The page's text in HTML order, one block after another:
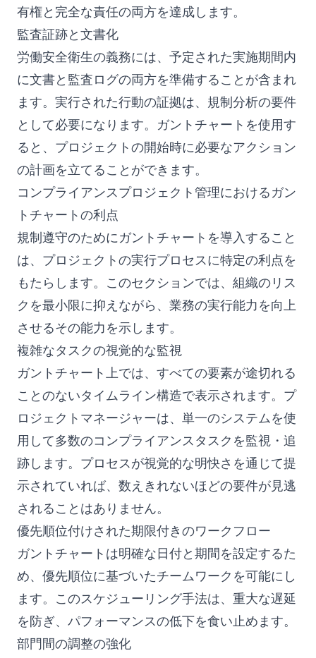
有権と完全な責任の両方を達成します。
監査証跡と文書化
労働安全衛生の義務には、予定された実施期間内
に文書と監査ログの両方を準備することが含まれ
ます。実行された行動の証拠は、規制分析の要件
として必要になります。ガントチャートを使用す
ると、プロジェクトの開始時に必要なアクション
の計画を立てることができます。
コンプライアンスプロジェクト管理におけるガン
トチャートの利点
規制遵守のためにガントチャートを導入すること
は、プロジェクトの実行プロセスに特定の利点を
もたらします。このセクションでは、組織のリス
クを最小限に抑えながら、業務の実行能力を向上
させるその能力を示します。
複雑なタスクの視覚的な監視
ガントチャート上では、すべての要素が途切れる
ことのないタイムライン構造で表示されます。プ
ロジェクトマネージャーは、単一のシステムを使
用して多数のコンプライアンスタスクを監視・追
跡します。プロセスが視覚的な明快さを通じて提
示されていれば、数えきれないほどの要件が見逃
されることはありません。
優先順位付けされた期限付きのワークフロー
ガントチャートは明確な日付と期間を設定するた
め、優先順位に基づいたチームワークを可能にし
ます。このスケジューリング手法は、重大な遅延
を防ぎ、パフォーマンスの低下を食い止めます。
部門間の調整の強化